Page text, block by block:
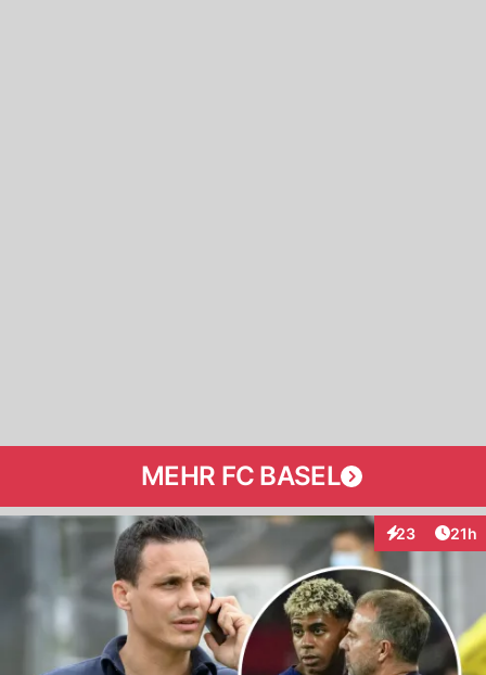
MEHR FC BASEL
23
Interaktionen
21h